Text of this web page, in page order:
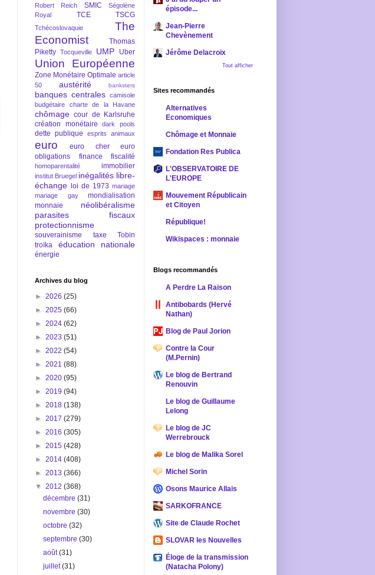
Robert Reich
SMIC
Ségolène
Royal
TCE TSCG
Tchécoslovaquie
The
Economist
Thomas
Piketty Tocqueville UMP Uber
Union Européenne
Zone Monétaire Optimale article
50
austérité banksters
banques centrales camisole
budgétaire
charte de la Havane
chômage cour de Karlsruhe
création monétaire
dark pools
dette publique esprits animaux
euro euro cher
euro
obligations
finance fiscalité
homoparentalité immobilier
institut Bruegel inégalités libre-
échange
loi de 1973 mariage
mariage gay
mondialisation
monnaie
néolibéralisme
parasites fiscaux
protectionnisme
souverainisme
taxe Tobin
troïka
éducation nationale
énergie
Archives du blog
► 2026 (25)
► 2025 (66)
► 2024 (62)
► 2023 (51)
► 2022 (54)
► 2021 (88)
► 2020 (95)
► 2019 (94)
► 2018 (138)
► 2017 (279)
► 2016 (305)
► 2015 (428)
► 2014 (408)
► 2013 (366)
▼ 2012 (368)
décembre(31)
novembre(30)
octobre(32)
septembre(30)
août(31)
juillet(31)
épisode...
Jean-Pierre
Chevènement
Jérôme Delacroix
Tout afficher
Sites recommandés
Alternatives
Economiques
Chômage et Monnaie
Fondation Res Publica
L'OBSERVATOIRE DE
L'EUROPE
Mouvement Républicain
et Citoyen
République!
Wikispaces : monnaie
Blogs recommandés
A Perdre La Raison
Antibobards (Hervé
Nathan)
Blog de Paul Jorion
Contre la Cour
(M.Pernin)
Le blog de Bertrand
Renouvin
Le blog de Guillaume
Lelong
Le blog de JC
Werrebrouck
Le blog de Malika Sorel
Michel Sorin
Osons Maurice Allais
SARKOFRANCE
Site de Claude Rochet
SLOVAR les Nouvelles
Éloge de la transmission
(Natacha Polony)